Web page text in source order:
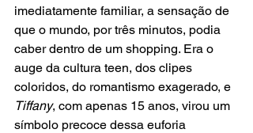
imediatamente familiar, a sensação de
que o mundo, por três minutos, podia
caber dentro de um shopping. Era o
auge da cultura teen, dos clipes
coloridos, do romantismo exagerado, e
Tiffany, com apenas 15 anos, virou um
símbolo precoce dessa euforia